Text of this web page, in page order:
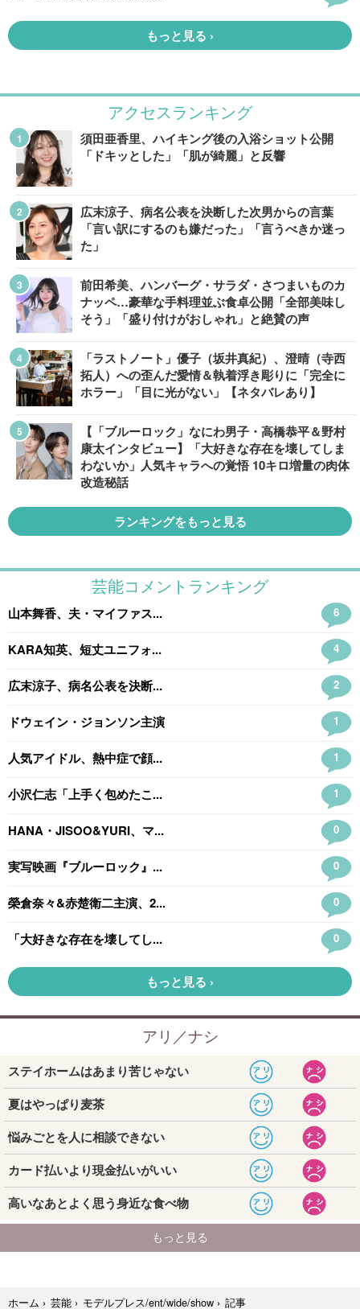
アクセスランキング
須田亜香里、ハイキング後の入浴ショット公開
「ドキッとした」「肌が綺麗」と反響
広末涼子、病名公表を決断した次男からの言葉
「言い訳にするのも嫌だった」「言うべきか迷っ
た」
前田希美、ハンバーグ・サラダ・さつまいものカ
ナッペ…豪華な手料理並ぶ食卓公開「全部美味し
そう」「盛り付けがおしゃれ」と絶賛の声
「ラストノート」優子（坂井真紀）、澄晴（寺西
拓人）への歪んだ愛情＆執着浮き彫りに「完全に
ホラー」「目に光がない」【ネタバレあり】
【「ブルーロック」なにわ男子・高橋恭平＆野村
康太インタビュー】「大好きな存在を壊してしま
わないか」人気キャラへの覚悟 10キロ増量の肉体
改造秘話
ランキングをもっと見る
ホーム › 芸能 › モデルプレス/ent/wide/show › 記事